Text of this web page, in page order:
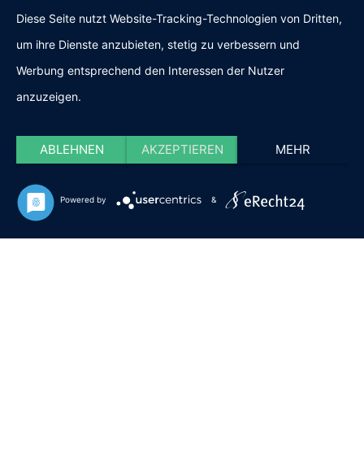
Diese Seite nutzt Website-Tracking-Technologien von Dritten,
um ihre Dienste anzubieten, stetig zu verbessern und
Werbung entsprechend den Interessen der Nutzer
anzuzeigen.
ABLEHNEN AKZEPTIEREN MEHR
Powered by &